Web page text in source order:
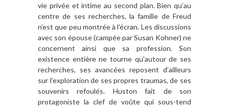
vie privée et intime au second plan. Bien qu’au
centre de ses recherches, la famille de Freud
n’est que peu montrée à l’écran. Les discussions
avec son épouse (campée par Susan Kohner) ne
concernent ainsi que sa profession. Son
existence entière ne tourne qu’autour de ses
recherches, ses avancées reposent d’ailleurs
sur l’explorationde ses propres traumas, de ses
souvenirs refoulés. Huston fait de son
protagoniste la clef de voûte qui sous-tend